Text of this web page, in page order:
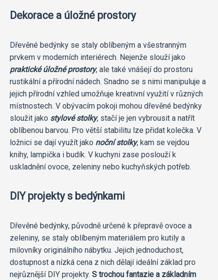
Dekorace a úložné prostory
Dřevěné bedýnky se staly oblíbeným a všestranným
prvkem v moderních interiérech. Nejenže slouží jako
praktické úložné prostory, ale také vnášejí do prostoru
rustikální a přírodní nádech. Snadno se s nimi manipuluje a
jejich přírodní vzhled umožňuje kreativní využití v různých
místnostech. V obývacím pokoji mohou dřevěné bedýnky
sloužit jako stylové stolky, stačí je jen vybrousit a natřít
oblíbenou barvou. Pro větší stabilitu lze přidat kolečka. V
ložnici se dají využít jako noční stolky, kam se vejdou
knihy, lampička i budík. V kuchyni zase poslouží k
uskladnění ovoce, zeleniny nebo kuchyňských potřeb.
DIY projekty s bedýnkami
Dřevěné bedýnky, původně určené k přepravě ovoce a
zeleniny, se staly oblíbeným materiálem pro kutily a
milovníky originálního nábytku. Jejich jednoduchost,
dostupnost a nízká cena z nich dělají ideální základ pro
nejrůznější DIY projekty. S trochou fantazie a základním